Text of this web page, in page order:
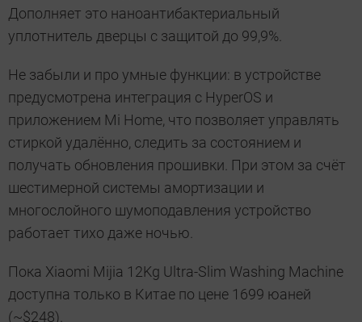
Дополняет это наноантибактериальный
уплотнитель дверцы с защитой до 99,9%.
Не забыли и про умные функции: в устройстве
предусмотрена интеграция с HyperOS и
приложением Mi Home, что позволяет управлять
стиркой удалённо, следить за состоянием и
получать обновления прошивки. При этом за счёт
шестимерной системы амортизации и
многослойного шумоподавления устройство
работает тихо даже ночью.
Пока Xiaomi Mijia 12Kg Ultra-Slim Washing Machine
доступна только в Китае по цене 1699 юаней
(~$248).